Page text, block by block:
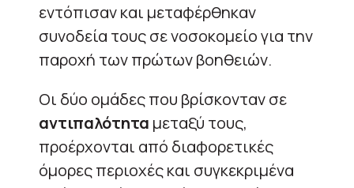
εντόπισαν και μεταφέρθηκαν
συνοδεία τους σε νοσοκομείο για την
παροχή των πρώτων βοηθειών.
Οι δύο ομάδες που βρίσκονταν σε
αντιπαλότητα μεταξύ τους,
προέρχονται από διαφορετικές
όμορες περιοχές και συγκεκριμένα